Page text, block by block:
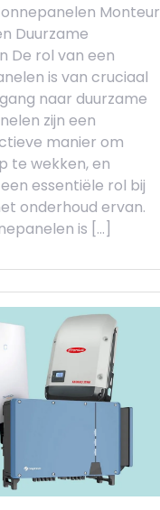
Monteur
Duurzame
De rol van een
is van cruciaal
naar duurzame
zijn een
manier om
te wekken, en
essentiële rol bij
onderhoud ervan.
is […]